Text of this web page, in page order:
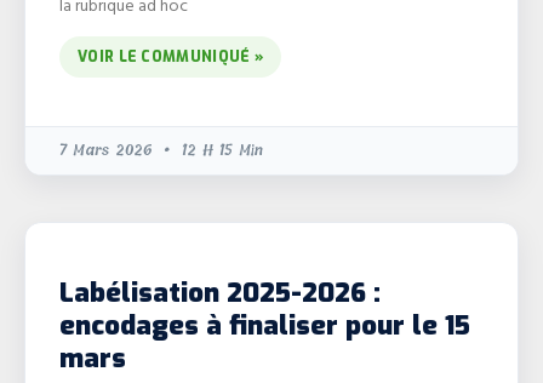
VOIR LE COMMUNIQUÉ »
7 Mars 2026 12 H 15 Min
Labélisation 2025-2026 :
encodages à finaliser pour le 15
mars